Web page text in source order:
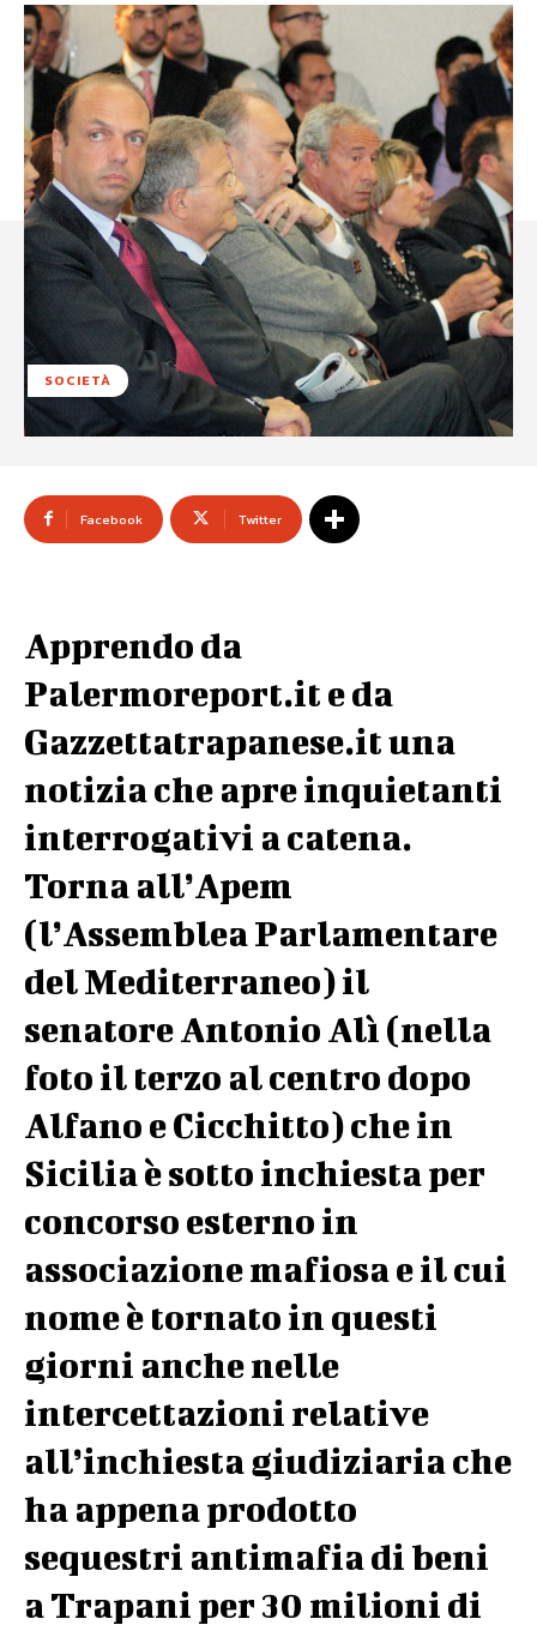
SOCIETÀ
Facebook Twitter
Apprendo da
Palermoreport.it e da
Gazzettatrapanese.it una
notizia che apre inquietanti
interrogativi a catena.
Torna all’Apem
(l’Assemblea Parlamentare
del Mediterraneo) il
senatore Antonio Alì (nella
foto il terzo al centro dopo
Alfano e Cicchitto) che in
Sicilia è sotto inchiesta per
concorso esterno in
associazione mafiosa e il cui
nome è tornato in questi
giorni anche nelle
intercettazioni relative
all’inchiesta giudiziaria che
ha appena prodotto
sequestri antimafia di beni
a Trapani per 30 milioni di